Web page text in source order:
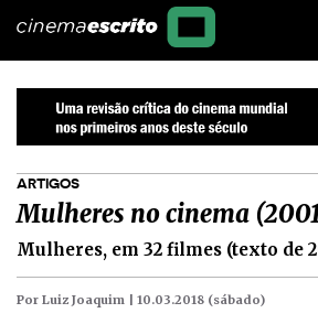
ARTIGOS
Mulheres no cinema
Mulheres, em 32 filmes (texto de
Por Luiz Joaquim | 10.03.2018 (sábado)